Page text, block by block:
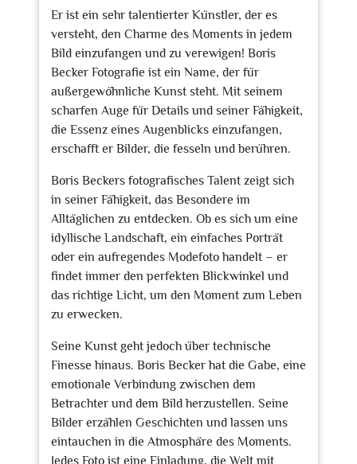
Er ist ein sehr talentierter Künstler, der es
versteht, den Charme des Moments in jedem
Bild einzufangen und zu verewigen! Boris
Becker Fotografie ist ein Name, der für
außergewöhnliche Kunst steht. Mit seinem
scharfen Auge für Details und seiner Fähigkeit,
die Essenz eines Augenblicks einzufangen,
erschafft er Bilder, die fesseln und berühren.
Boris Beckers fotografisches Talent zeigt sich
in seiner Fähigkeit, das Besondere im
Alltäglichen zu entdecken. Ob es sich um eine
idyllische Landschaft, ein einfaches Porträt
oder ein aufregendes Modefoto handelt – er
findet immer den perfekten Blickwinkel und
das richtige Licht, um den Moment zum Leben
zu erwecken.
Seine Kunst geht jedoch über technische
Finesse hinaus. Boris Becker hat die Gabe, eine
emotionale Verbindung zwischen dem
Betrachter und dem Bild herzustellen. Seine
Bilder erzählen Geschichten und lassen uns
eintauchen in die Atmosphäre des Moments.
Jedes Foto ist eine Einladung, die Welt mit